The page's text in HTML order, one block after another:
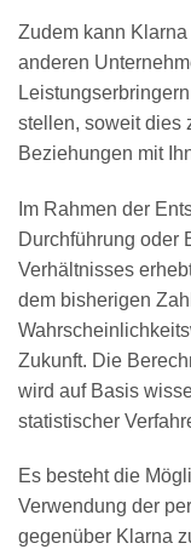
Zudem kann
anderen
stellen, soweit dies
Beziehungen mit
Im Rahmen der
Durchführung oder
Verhältnisses
dem bisherigen
Zukunft. Die
wird auf Basis
statistischer
Es besteht die
Verwendung der
gegenüber Klarna